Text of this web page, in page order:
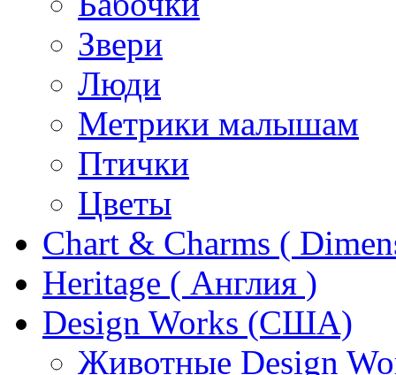
Звери
Люди
Метрики малышам
Птички
Цветы
Chart & Charms (
Heritage ( Англия )
Design Works (США)
Животные Design